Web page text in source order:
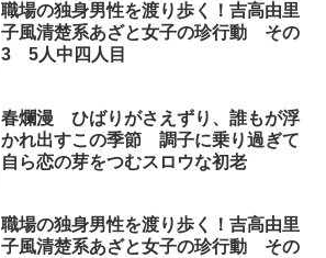
職場の独身男性を渡り歩く！吉高由里
子風清楚系あざと女子の珍行動 その
3 5人中四人目
春爛漫 ひばりがさえずり、誰もが浮
かれ出すこの季節 調子に乗り過ぎて
自ら恋の芽をつむスロウな初老
職場の独身男性を渡り歩く！吉高由里
子風清楚系あざと女子の珍行動 その